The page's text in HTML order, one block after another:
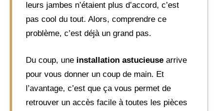
leurs jambes n’étaient plus d’accord, c’est
pas cool du tout. Alors, comprendre ce
problème, c’est déjà un grand pas.
Du coup, une installation astucieuse arrive
pour vous donner un coup de main. Et
l’avantage, c’est que ça vous permet de
retrouver un accès facile à toutes les pièces